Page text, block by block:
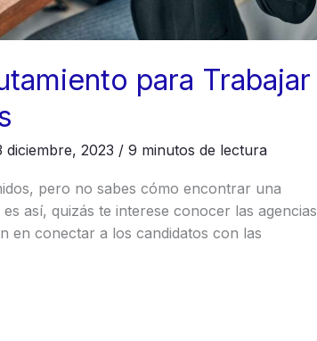
para Trabajar
diciembre, 2023 / 9 minutos de lectura
pero no sabes cómo encontrar una
así, quizás te interese conocer las agencias
en conectar a los candidatos con las